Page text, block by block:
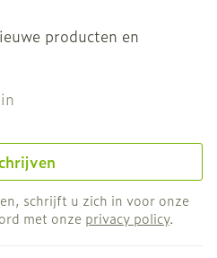
producten en
schrijft u zich in voor onze
met onze privacy policy.